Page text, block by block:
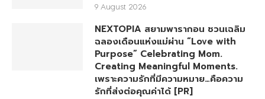
9 August 2026
NEXTOPIA สยามพารากอน ชวนเฉลิม
ฉลองเดือนแห่งแม่ผ่าน “Love with
Purpose” Celebrating Mom.
Creating Meaningful Moments.
เพราะความรักที่มีความหมาย…คือความ
รักที่ส่งต่อคุณค่าได้ [PR]